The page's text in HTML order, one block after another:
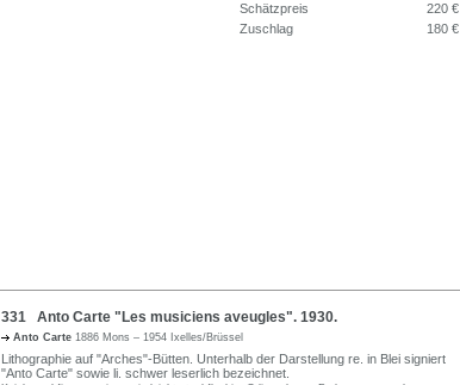
Schätzpreis
220 €
Zuschlag
180 €
331 Anto Carte "Les musiciens aveugles". 1930.
Anto Carte 1886 Mons – 1954 Ixelles/Brüssel
Lithographie auf "Arches"-Bütten. Unterhalb der Darstellung re. in Blei signiert
"Anto Carte" sowie li. schwer leserlich bezeichnet.